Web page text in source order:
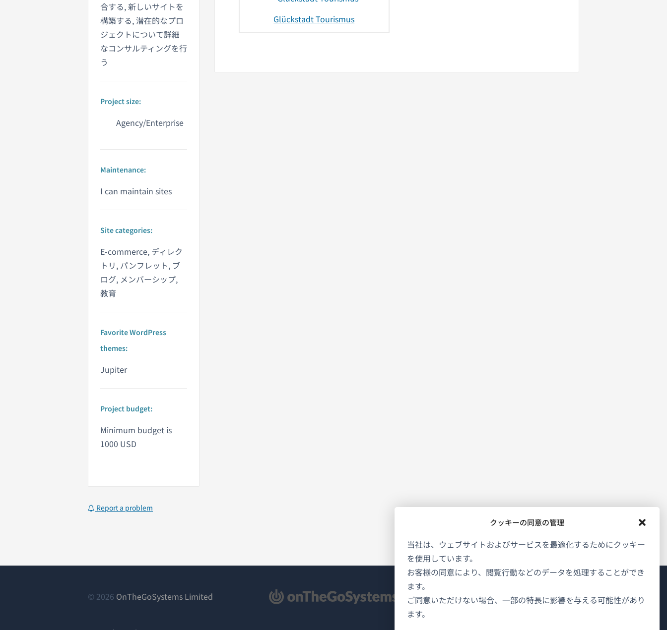
クッキーの同意の管理
当社は、ウェブサイトおよびサービスを最適化するためにクッキー
を使用しています。
お客様の同意により、閲覧行動などのデータを処理することができ
ます。
ご同意いただけない場合、一部の特長に影響を与える可能性があり
ます。
合する, 新しいサイトを
構築する, 潜在的なプロ
ジェクトについて詳細
なコンサルティングを行
う
Project size:
Agency/Enterprise
Maintenance:
I can maintain sites
Site categories:
E-commerce, ディレク
トリ, パンフレット, ブ
ログ, メンバーシップ,
教育
Favorite WordPress
themes:
Jupiter
Project budget:
Minimum budget is
1000 USD
Report a problem
Glückstadt Tourismus
© 2026 OnTheGoSystems Limited
WPMLについて